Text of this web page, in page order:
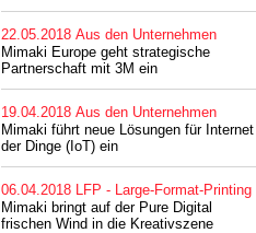
22.05.2018 Aus den Unternehmen
Mimaki Europe geht strategische
Partnerschaft mit 3M ein
19.04.2018 Aus den Unternehmen
Mimaki führt neue Lösungen für Internet
der Dinge (IoT) ein
06.04.2018
LFP - Large-Format-Printing
Mimaki bringt auf der Pure Digital
frischen Wind in die Kreativszene